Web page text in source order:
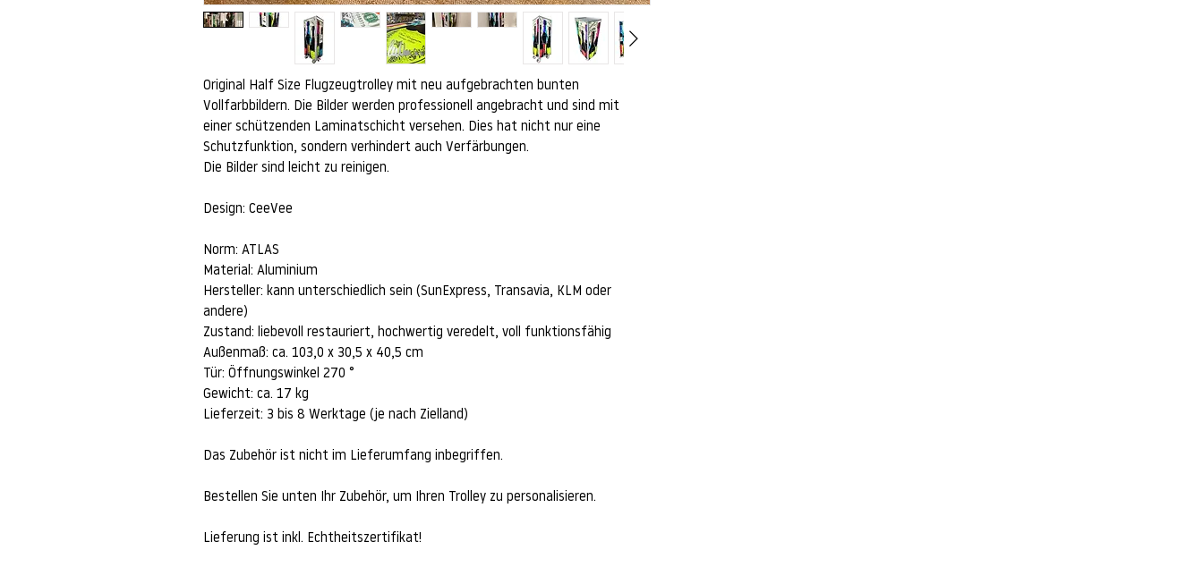
Original Half Size Flugzeugtrolley mit neu aufgebrachten bunten
Vollfarbbildern. Die Bilder werden professionell angebracht und sind mit
einer schützenden Laminatschicht versehen. Dies hat nicht nur eine
Schutzfunktion, sondern verhindert auch Verfärbungen.
Die Bilder sind leicht zu reinigen.
Design: CeeVee
Norm: ATLAS
Material: Aluminium
Hersteller: kann unterschiedlich sein (SunExpress, Transavia, KLM oder
andere)
Zustand: liebevoll restauriert, hochwertig veredelt, voll funktionsfähig
Außenmaß: ca. 103,0 x 30,5 x 40,5 cm
Tür: Öffnungswinkel 270 °
Gewicht: ca. 17 kg
Lieferzeit: 3 bis 8 Werktage (je nach Zielland)
Das Zubehör ist nicht im Lieferumfang inbegriffen.
Bestellen Sie unten Ihr Zubehör, um Ihren Trolley zu personalisieren.
Lieferung ist inkl. Echtheitszertifikat!